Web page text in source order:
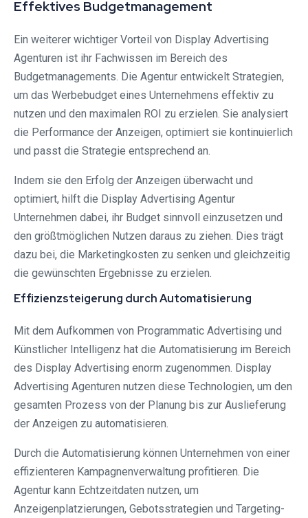
Effektives Budgetmanagement
Ein weiterer wichtiger Vorteil von Display Advertising
Agenturen ist ihr Fachwissen im Bereich des
Budgetmanagements. Die Agentur entwickelt Strategien,
um das Werbebudget eines Unternehmens effektiv zu
nutzen und den maximalen ROI zu erzielen. Sie analysiert
die Performance der Anzeigen, optimiert sie kontinuierlich
und passt die Strategie entsprechend an.
Indem sie den Erfolg der Anzeigen überwacht und
optimiert, hilft die Display Advertising Agentur
Unternehmen dabei, ihr Budget sinnvoll einzusetzen und
den größtmöglichen Nutzen daraus zu ziehen. Dies trägt
dazu bei, die Marketingkosten zu senken und gleichzeitig
die gewünschten Ergebnisse zu erzielen.
Effizienzsteigerung durch Automatisierung
Mit dem Aufkommen von Programmatic Advertising und
Künstlicher Intelligenz hat die Automatisierung im Bereich
des Display Advertising enorm zugenommen. Display
Advertising Agenturen nutzen diese Technologien, um den
gesamten Prozess von der Planung bis zur Auslieferung
der Anzeigen zu automatisieren.
Durch die Automatisierung können Unternehmen von einer
effizienteren Kampagnenverwaltung profitieren. Die
Agentur kann Echtzeitdaten nutzen, um
Anzeigenplatzierungen, Gebotsstrategien und Targeting-